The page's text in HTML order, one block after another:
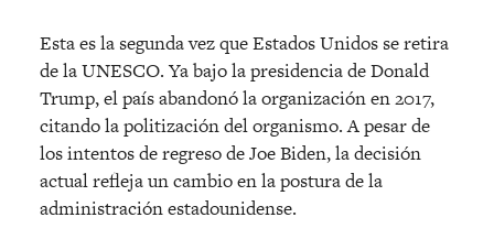
Esta es la segunda vez que Estados Unidos se retira
de la UNESCO. Ya bajo la presidencia de Donald
Trump, el país abandonó la organización en 2017,
citando la politización del organismo. A pesar de
los intentos de regreso de Joe Biden, la decisión
actual refleja un cambio en la postura de la
administración estadounidense.